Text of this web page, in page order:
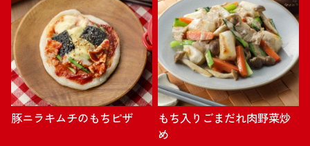
豚ニラキムチのもちピザ
もち入りごまだれ肉野菜炒
め